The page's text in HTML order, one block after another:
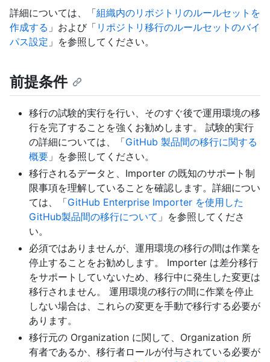
詳細については、「組織内のリポジトリのルールセットを
作成する 」および「 リポジトリ移行のルールセットのバイ
パス設定 」を参照してください。
前提条件
移行の試験的実行を行い、そのすぐ後で運用環境の移
行を完了することを強くお勧めします。 試験的実行
の詳細については、「GitHub 製品間の移行に関する
概要 」を参照してください。
移行されるデータと、Importer の既知のサポート制
限事項を理解していることを確認します。詳細につい
ては、「GitHub Enterprise Importer を使用した
GitHub製品間の移行について 」を参照してくださ
い。
必須ではありませんが、運用環境の移行の間は作業を
停止することをお勧めします。 Importer は差分移行
をサポートしていないため、移行中に発生した変更は
移行されません。 運用環境の移行の間に作業を停止
しない場合は、これらの変更を手動で移行する必要が
あります。
移行元の Organization に関して、Organization 所
有者であるか、移行者ロールが付与されている必要が